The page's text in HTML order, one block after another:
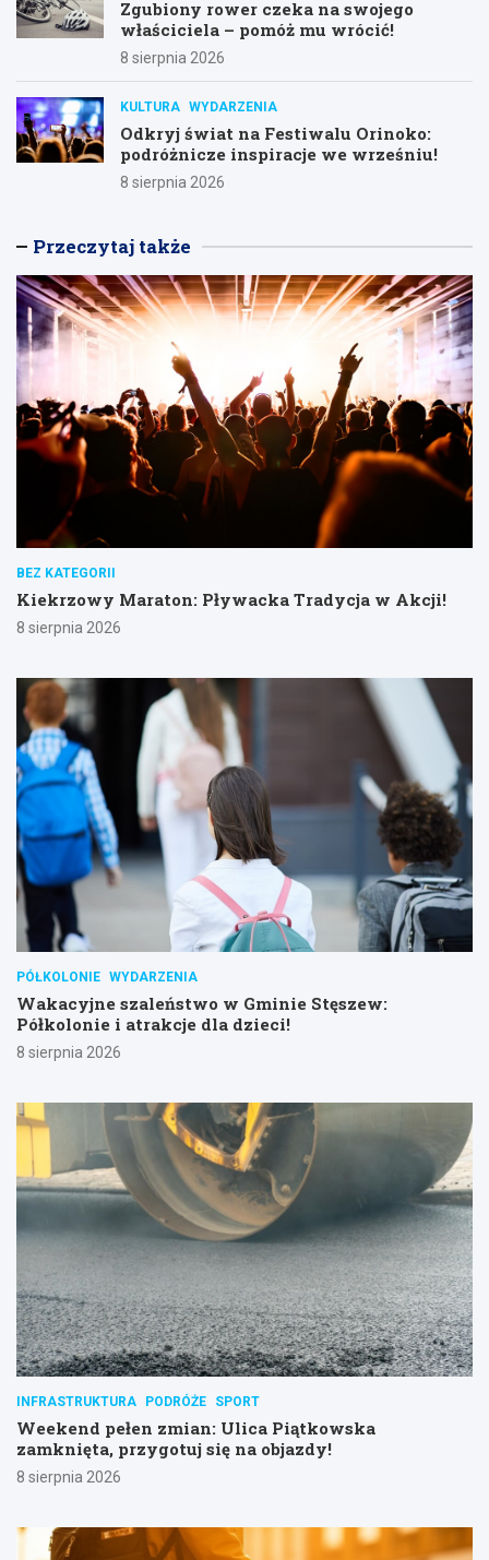
Zgubiony rower czeka na swojego
właściciela – pomóż mu wrócić!
8 sierpnia 2026
KULTURA WYDARZENIA
Odkryj świat na Festiwalu Orinoko:
podróżnicze inspiracje we wrześniu!
8 sierpnia 2026
Przeczytaj także
BEZ KATEGORII
Kiekrzowy Maraton: Pływacka Tradycja w Akcji!
8 sierpnia 2026
PÓŁKOLONIE WYDARZENIA
Wakacyjne szaleństwo w Gminie Stęszew:
Półkolonie i atrakcje dla dzieci!
8 sierpnia 2026
INFRASTRUKTURA PODRÓŻE SPORT
Weekend pełen zmian: Ulica Piątkowska
zamknięta, przygotuj się na objazdy!
8 sierpnia 2026